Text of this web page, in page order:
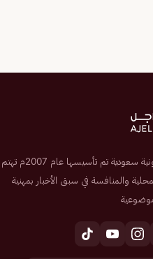
صحيفة إلكترونية سعودية تم تأسيسها عام 2007م تهتم
والمنافسة في سبق الأخبار بمهنية